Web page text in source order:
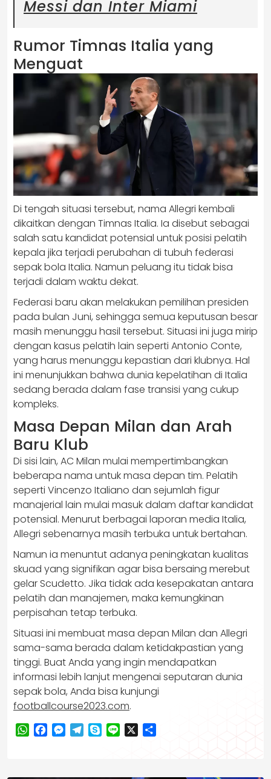
Messi dan Inter Miami
Rumor Timnas Italia yang
Menguat
Di tengah situasi tersebut, nama Allegri kembali
dikaitkan dengan Timnas Italia. Ia disebut sebagai
salah satu kandidat potensial untuk posisi pelatih
kepala jika terjadi perubahan di tubuh federasi
sepak bola Italia. Namun peluang itu tidak bisa
terjadi dalam waktu dekat.
Federasi baru akan melakukan pemilihan presiden
pada bulan Juni, sehingga semua keputusan besar
masih menunggu hasil tersebut. Situasi ini juga mirip
dengan kasus pelatih lain seperti Antonio Conte,
yang harus menunggu kepastian dari klubnya. Hal
ini menunjukkan bahwa dunia kepelatihan di Italia
sedang berada dalam fase transisi yang cukup
kompleks.
Masa Depan Milan dan Arah
Baru Klub
Di sisi lain, AC Milan mulai mempertimbangkan
beberapa nama untuk masa depan tim. Pelatih
seperti Vincenzo Italiano dan sejumlah figur
manajerial lain mulai masuk dalam daftar kandidat
potensial. Menurut berbagai laporan media Italia,
Allegri sebenarnya masih terbuka untuk bertahan.
Namun ia menuntut adanya peningkatan kualitas
skuad yang signifikan agar bisa bersaing merebut
gelar Scudetto. Jika tidak ada kesepakatan antara
pelatih dan manajemen, maka kemungkinan
perpisahan tetap terbuka.
Situasi ini membuat masa depan Milan dan Allegri
sama-sama berada dalam ketidakpastian yang
tinggi. Buat Anda yang ingin mendapatkan
informasi lebih lanjut mengenai seputaran dunia
sepak bola, Anda bisa kunjungi
footballcourse2023.com.
WhatsApp
Facebook
Messenger
Telegram
SkypeLine